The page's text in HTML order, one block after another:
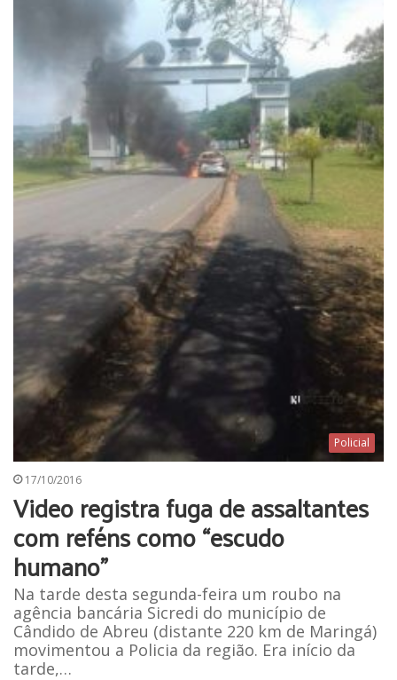
Policial
17/10/2016
Video registra fuga de assaltantes
com reféns como “escudo
humano”
Na tarde desta segunda-feira um roubo na
agência bancária Sicredi do município de
Cândido de Abreu (distante 220 km de Maringá)
movimentou a Policia da região. Era início da
tarde,…